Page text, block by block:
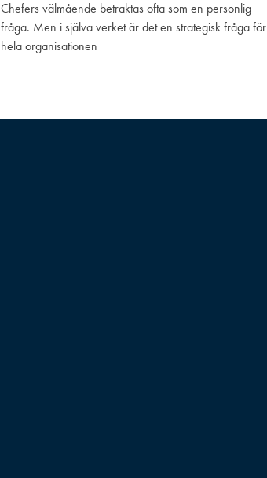
Chefers välmående betraktas ofta som en personlig
fråga. Men i själva verket är det en strategisk fråga för
hela organisationen